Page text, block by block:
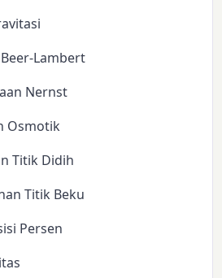
Lambert
Nernst
Osmotik
Titik Didih
Titik Beku
Persen